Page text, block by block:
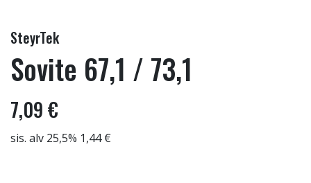
SteyrTek
Sovite 67,1 / 73,1
7,09 €
sis. alv 25,5% 1,44 €